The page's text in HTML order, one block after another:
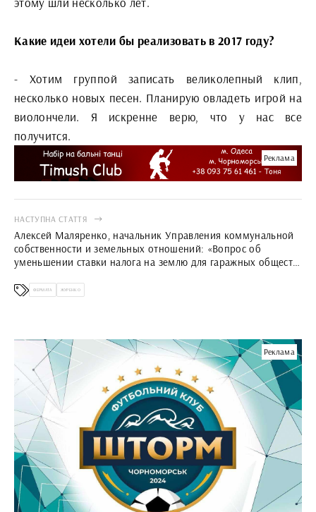
Какие идеи хотели бы реализовать в 2017 году?
- Хотим группой записать великолепный клип,
несколько новых песен. Планирую овладеть игрой на
виолончели. Я искренне верю, что у нас все
получится.
Реклама
НАСТУПНА СТАТТЯ
Алексей Маляренко, начальник Управления коммунальной
собственности и земельных отношений: «Вопрос об
уменьшении ставки налога на землю для гаражных обществ
ФЕРМАТА ЖУРЕНКО
Реклама